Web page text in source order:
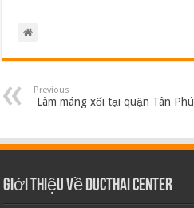
Previous
Làm máng xối tại quận Tân Phú
Giới thiệu về Ducthai Center